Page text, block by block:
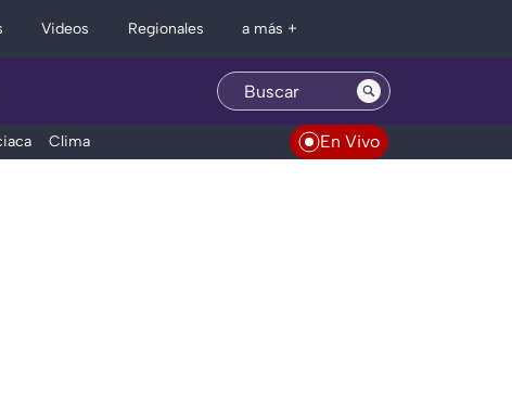
Videos Regionales a más +
Clima En Vivo